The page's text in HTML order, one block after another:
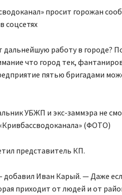
просит горожан
соцсетях
работу в городе?
что город тек,
пятью бригадами
УБЖП и экс-заммэра не
(ФОТО)
представитель КП.
Иван Карый. — Даже
приходит от людей и от